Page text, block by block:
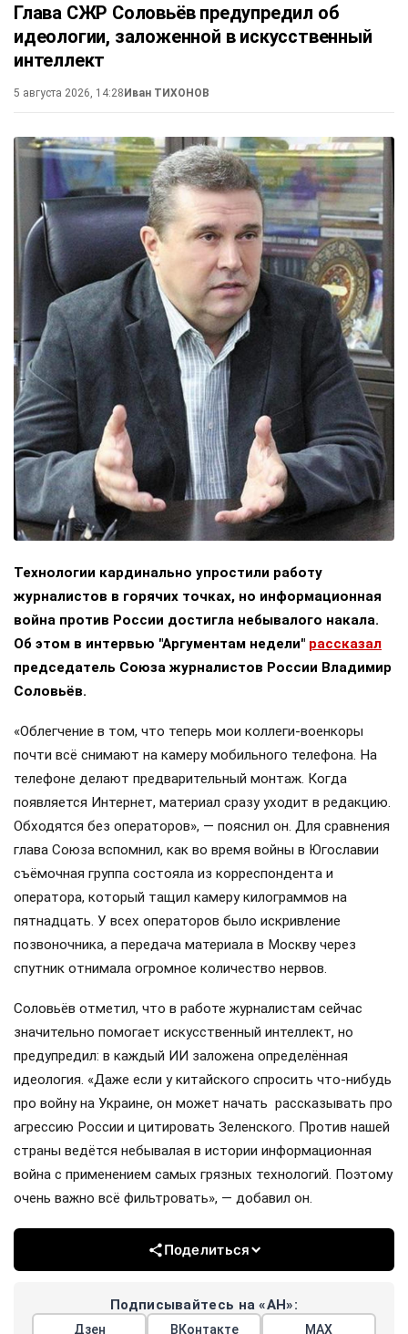
Глава СЖР Соловьёв предупредил об
идеологии, заложенной в искусственный
интеллект
5 августа 2026, 14:28 Иван ТИХОНОВ
Технологии кардинально упростили работу
журналистов в горячих точках, но информационная
война против России достигла небывалого накала.
Об этом в интервью "Аргументам недели" рассказал
председатель Союза журналистов России Владимир
Соловьёв.
«Облегчение в том, что теперь мои коллеги-военкоры
почти всё снимают на камеру мобильного телефона. На
телефоне делают предварительный монтаж. Когда
появляется Интернет, материал сразу уходит в редакцию.
Обходятся без операторов», — пояснил он. Для сравнения
глава Союза вспомнил, как во время войны в Югославии
съёмочная группа состояла из корреспондента и
оператора, который тащил камеру килограммов на
пятнадцать. У всех операторов было искривление
позвоночника, а передача материала в Москву через
спутник отнимала огромное количество нервов.
Соловьёв отметил, что в работе журналистам сейчас
значительно помогает искусственный интеллект, но
предупредил: в каждый ИИ заложена определённая
идеология. «Даже если у китайского спросить что-нибудь
про войну на Украине, он может начать рассказывать про
агрессию России и цитировать Зеленского. Против нашей
страны ведётся небывалая в истории информационная
война с применением самых грязных технологий. Поэтому
очень важно всё фильтровать», — добавил он.
Поделиться
Подписывайтесь на «АН»:
Дзен ВКонтакте МАХ